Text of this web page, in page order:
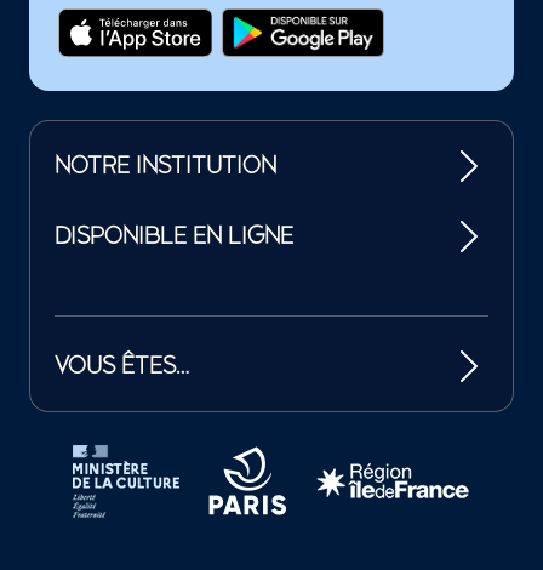
NOTRE INSTITUTION
DISPONIBLE EN LIGNE
VOUS ÊTES…
Tutelles et mécènes de la Philharmonie de Paris